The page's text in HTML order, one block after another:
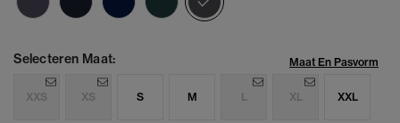
Selecteren Maat: Maat En Pasvorm
XXS XS S M L XL XXL